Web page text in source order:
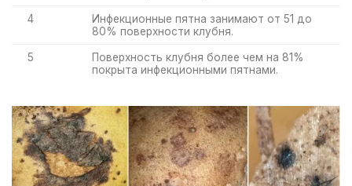
4
Инфекционные пятна занимают от 51 до
80% поверхности клубня.
5
Поверхность клубня более чем на 81%
покрыта инфекционными пятнами.